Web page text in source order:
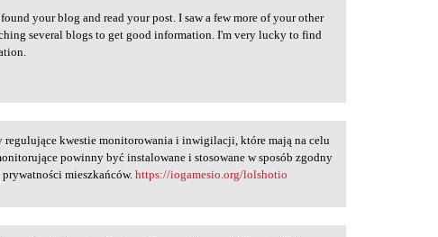
your blog and read your post. I saw a few more of your other
several blogs to get good information. I'm very lucky to find
kwestie monitorowania i inwigilacji, które mają na celu
powinny być instalowane i stosowane w sposób zgodny
prywatności mieszkańców.https://iogamesio.org/lolshotio